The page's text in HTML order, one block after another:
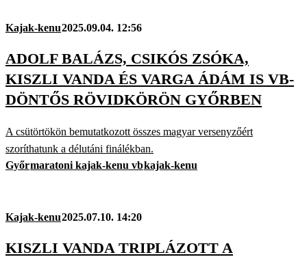
Kajak-kenu2025.09.04. 12:56
ADOLF BALÁZS, CSIKÓS ZSÓKA,
KISZLI VANDA ÉS VARGA ÁDÁM IS VB-
DÖNTŐS RÖVIDKÖRÖN GYŐRBEN
A csütörtökön bemutatkozott összes magyar versenyzőért
szoríthatunk a délutáni finálékban.
Győrmaratoni kajak-kenu vbkajak-kenu
Kajak-kenu2025.07.10. 14:20
KISZLI VANDA TRIPLÁZOTT A